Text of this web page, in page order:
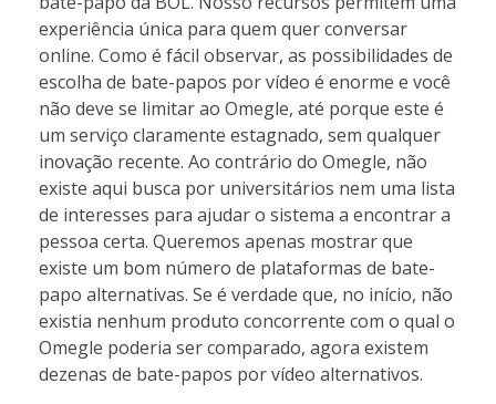
experiência única para quem quer conversar
online. Como é fácil observar, as possibilidades de
escolha de bate-papos por vídeo é enorme e você
não deve se limitar ao Omegle, até porque este é
um serviço claramente estagnado, sem qualquer
inovação recente. Ao contrário do Omegle, não
existe aqui busca por universitários nem uma lista
de interesses para ajudar o sistema a encontrar a
pessoa certa. Queremos apenas mostrar que
existe um bom número de plataformas de bate-
papo alternativas. Se é verdade que, no início, não
existia nenhum produto concorrente com o qual o
Omegle poderia ser comparado, agora existem
dezenas de bate-papos por vídeo alternativos.